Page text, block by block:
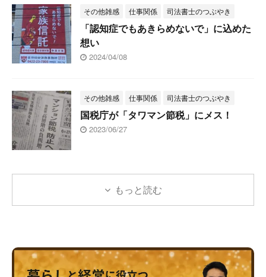
その他雑感 仕事関係 司法書士のつぶやき
「認知症でもあきらめないで」に込めた
想い
2024/04/08
その他雑感 仕事関係 司法書士のつぶやき
国税庁が「タワマン節税」にメス！
2023/06/27
もっと読む